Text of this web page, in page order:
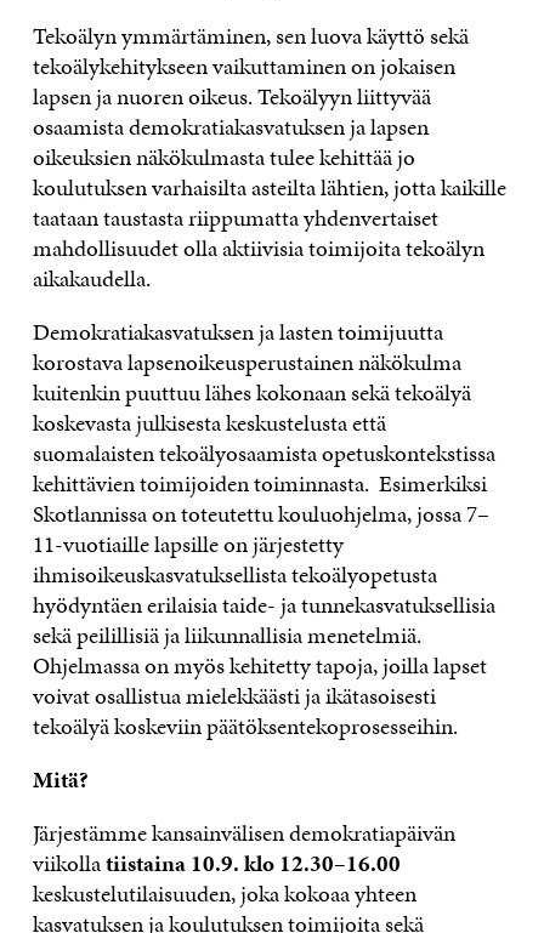
Tekoälyn ymmärtäminen, sen luova käyttö sekä
tekoälykehitykseen vaikuttaminen on jokaisen
lapsen ja nuoren oikeus. Tekoälyyn liittyvää
osaamista demokratiakasvatuksen ja lapsen
oikeuksien näkökulmasta tulee kehittää jo
koulutuksen varhaisilta asteilta lähtien, jotta kaikille
taataan taustasta riippumatta yhdenvertaiset
mahdollisuudet olla aktiivisia toimijoita tekoälyn
aikakaudella.
Demokratiakasvatuksen ja lasten toimijuutta
korostava lapsenoikeusperustainen näkökulma
kuitenkin puuttuu lähes kokonaan sekä tekoälyä
koskevasta julkisesta keskustelusta että
suomalaisten tekoälyosaamista opetuskontekstissa
kehittävien toimijoiden toiminnasta. Esimerkiksi
Skotlannissa on toteutettu kouluohjelma, jossa 7–
11-vuotiaille lapsille on järjestetty
ihmisoikeuskasvatuksellista tekoälyopetusta
hyödyntäen erilaisia taide- ja tunnekasvatuksellisia
sekä peilillisiä ja liikunnallisia menetelmiä.
Ohjelmassa on myös kehitetty tapoja, joilla lapset
voivat osallistua mielekkäästi ja ikätasoisesti
tekoälyä koskeviin päätöksentekoprosesseihin.
Mitä?
Järjestämme kansainvälisen demokratiapäivän
viikollatiistaina 10.9. klo 12.30–16.00
keskustelutilaisuuden, joka kokoaa yhteen
kasvatuksen ja koulutuksen toimijoita sekä